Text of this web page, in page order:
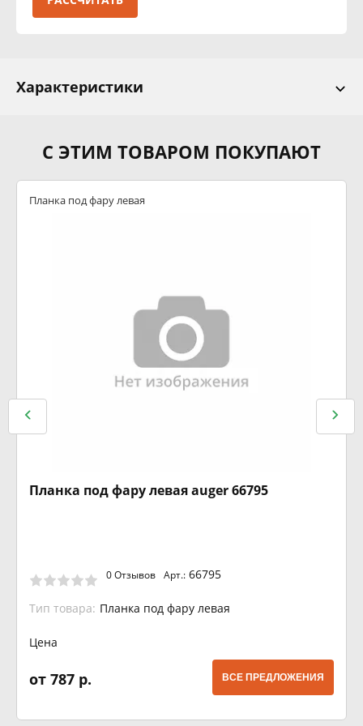
Характеристики
С ЭТИМ ТОВАРОМ ПОКУПАЮТ
Планка под фару левая
Планка под фару левая auger 66795
0 Отзывов Арт.: 66795
Тип товара: Планка под фару левая
Цена
от 787 р. ВСЕ ПРЕДЛОЖЕНИЯ